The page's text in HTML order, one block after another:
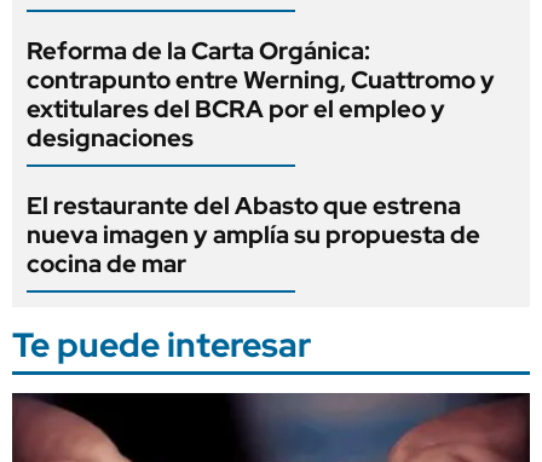
Reforma de la Carta Orgánica:
contrapunto entre Werning, Cuattromo y
extitulares del BCRA por el empleo y
designaciones
El restaurante del Abasto que estrena
nueva imagen y amplía su propuesta de
cocina de mar
Te puede interesar